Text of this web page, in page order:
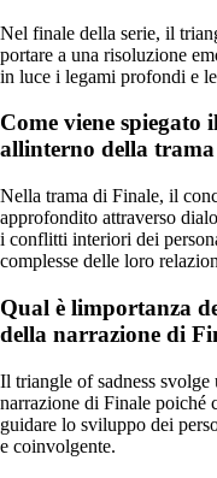
Nel finale della serie, il
portare a una risoluzione
in luce i legami profondi e
Come viene spiegato
allinterno della
Nella trama di Finale, il
approfondito attraverso
i conflitti interiori dei
complesse delle loro
Qual è limportanza
della narrazione di
Il triangle of sadness
narrazione di Finale poiché
guidare lo sviluppo dei
e coinvolgente.